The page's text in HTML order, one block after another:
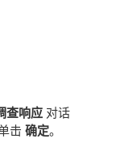
查响应 对话
击 确定。